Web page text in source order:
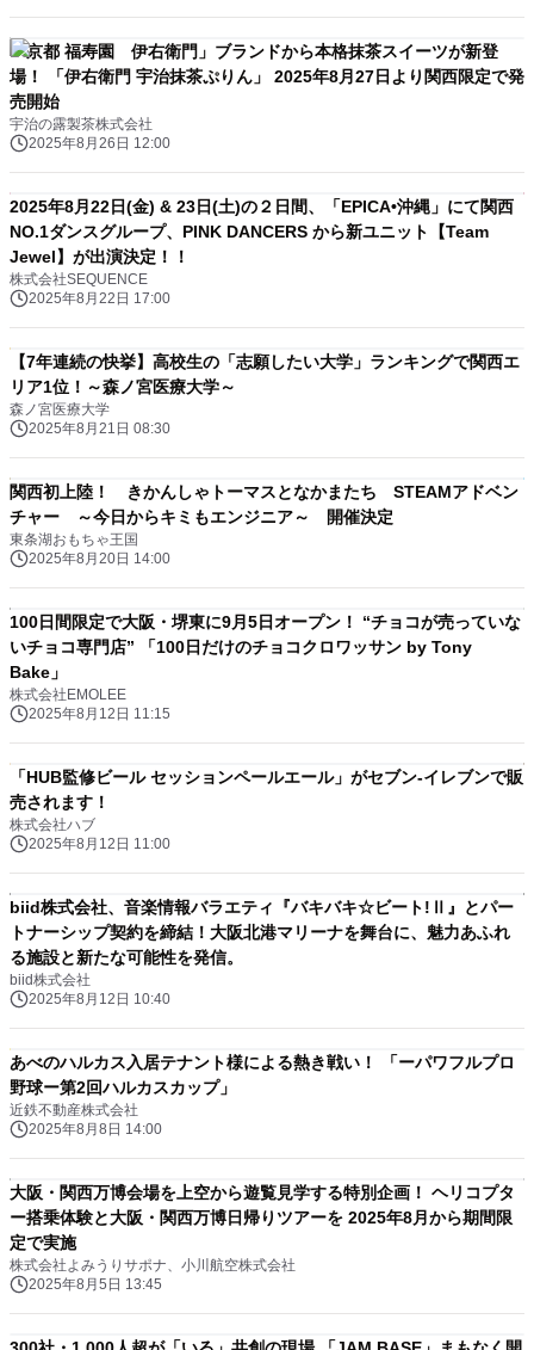
「京都 福寿園 伊右衛門」ブランドから本格抹茶スイーツが新登
場！ 「伊右衛門 宇治抹茶ぷりん」 2025年8月27日より関西限定で発
売開始
宇治の露製茶株式会社
2025年8月26日 12:00
2025年8月22日(金) & 23日(土)の２日間、「EPICA•沖縄」にて関西
NO.1ダンスグループ、PINK DANCERS から新ユニット【Team
Jewel】が出演決定！！
株式会社SEQUENCE
2025年8月22日 17:00
【7年連続の快挙】高校生の「志願したい大学」ランキングで関西エ
リア1位！～森ノ宮医療大学～
森ノ宮医療大学
2025年8月21日 08:30
関西初上陸！ きかんしゃトーマスとなかまたち STEAMアドベン
チャー ～今日からキミもエンジニア～ 開催決定
東条湖おもちゃ王国
2025年8月20日 14:00
100日間限定で大阪・堺東に9月5日オープン！ “チョコが売っていな
いチョコ専門店” 「100日だけのチョコクロワッサン by Tony
Bake」
株式会社EMOLEE
2025年8月12日 11:15
「HUB監修ビール セッションペールエール」がセブン‐イレブンで販
売されます！
株式会社ハブ
2025年8月12日 11:00
biid株式会社、音楽情報バラエティ『バキバキ☆ビート!Ⅱ』とパー
トナーシップ契約を締結！大阪北港マリーナを舞台に、魅力あふれ
る施設と新たな可能性を発信。
biid株式会社
2025年8月12日 10:40
あべのハルカス入居テナント様による熱き戦い！ 「ーパワフルプロ
野球ー第2回ハルカスカップ」
近鉄不動産株式会社
2025年8月8日 14:00
大阪・関西万博会場を上空から遊覧見学する特別企画！ ヘリコプタ
ー搭乗体験と大阪・関西万博日帰りツアーを 2025年8月から期間限
定で実施
株式会社よみうりサポナ、小川航空株式会社
2025年8月5日 13:45